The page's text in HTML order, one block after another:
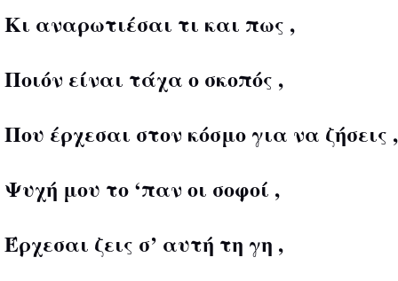
Κι αναρωτιέσαι τι και πως ,
Ποιόν είναι τάχα ο σκοπός ,
Που έρχεσαι στον κόσμο για να ζήσεις ,
Ψυχή μου το ‘παν οι σοφοί ,
Έρχεσαι ζεις σ’ αυτή τη γη ,